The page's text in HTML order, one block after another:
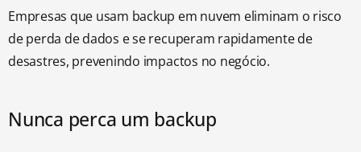
Empresas que usam backup em nuvem eliminam o risco
de perda de dados e se recuperam rapidamente de
desastres, prevenindo impactos no negócio.
Nunca perca um backup